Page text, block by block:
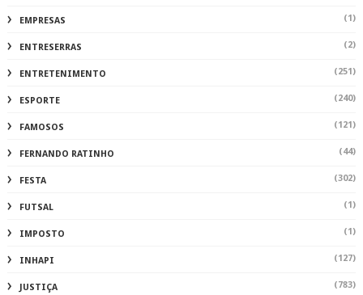
EMPRESAS (1)
ENTRESERRAS (2)
ENTRETENIMENTO (251)
ESPORTE (240)
FAMOSOS (121)
FERNANDO RATINHO (44)
FESTA (302)
FUTSAL (1)
IMPOSTO (1)
INHAPI (127)
JUSTIÇA (783)